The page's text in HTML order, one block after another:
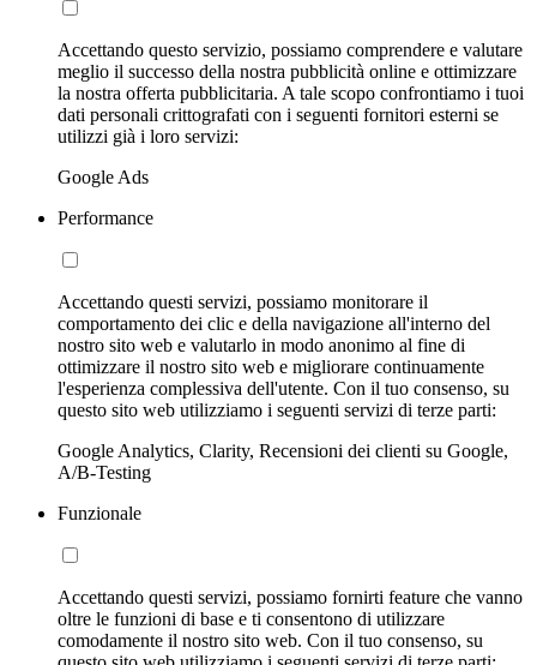
Accettando questo servizio, possiamo comprendere e valutare
meglio il successo della nostra pubblicità online e ottimizzare
la nostra offerta pubblicitaria. A tale scopo confrontiamo i tuoi
dati personali crittografati con i seguenti fornitori esterni se
utilizzi già i loro servizi:
Google Ads
Performance
Accettando questi servizi, possiamo monitorare il
comportamento dei clic e della navigazione all'interno del
nostro sito web e valutarlo in modo anonimo al fine di
ottimizzare il nostro sito web e migliorare continuamente
l'esperienza complessiva dell'utente. Con il tuo consenso, su
questo sito web utilizziamo i seguenti servizi di terze parti:
Google Analytics, Clarity, Recensioni dei clienti su Google,
A/B-Testing
Funzionale
Accettando questi servizi, possiamo fornirti feature che vanno
oltre le funzioni di base e ti consentono di utilizzare
comodamente il nostro sito web. Con il tuo consenso, su